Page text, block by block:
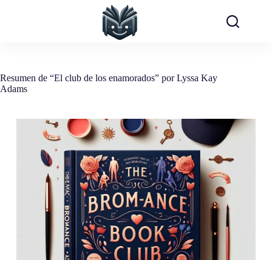
Resumen de “El club de los enamorados” por Lyssa Kay
Adams